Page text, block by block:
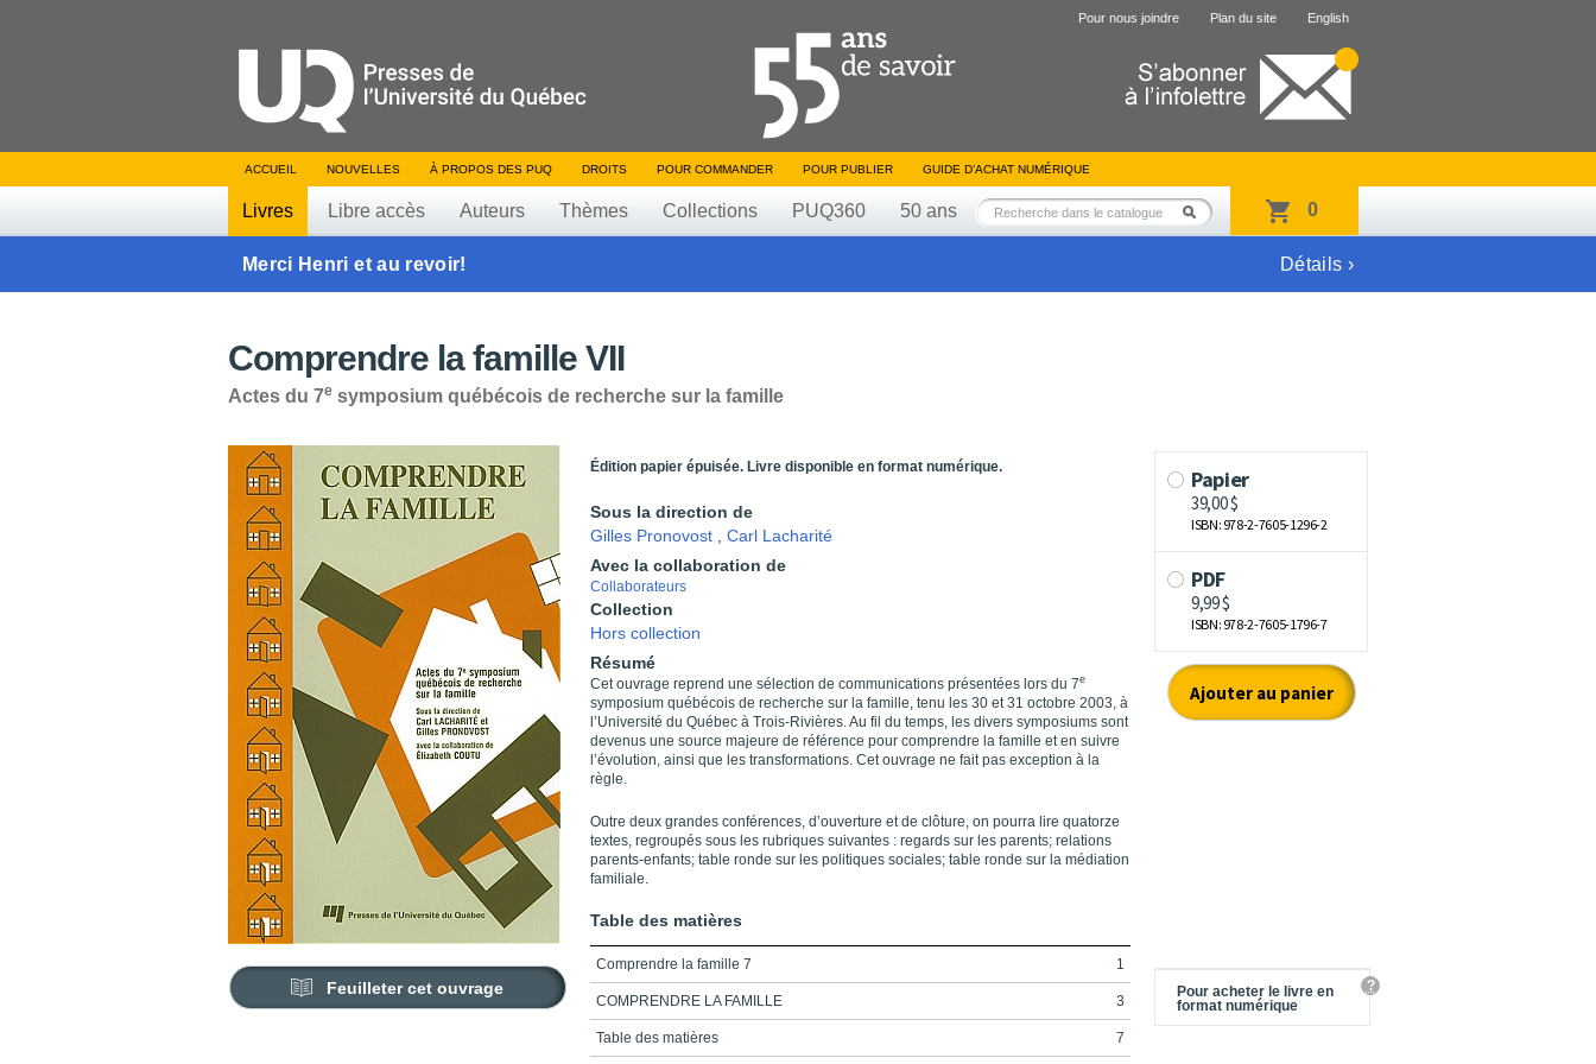
Pour nous joindre Plan du site English
ACCUEIL NOUVELLES À PROPOS DES PUQ DROITS POUR COMMANDER POUR PUBLIER GUIDE D’ACHAT NUMÉRIQUE
Livres Libre accès Auteurs Thèmes Collections PUQ360 50 ans 0
Merci Henri et au revoir! Détails ›
Comprendre la famille VII
Actes du 7e symposium québécois de recherche sur la famille
Feuilleter cet ouvrage
Édition papier épuisée. Livre disponible en format numérique.
Sous la direction de
Gilles Pronovost
Carl Lacharité
Avec la collaboration de
Collaborateurs
Collection
Hors collection
Résumé
Cet ouvrage reprend une sélection de communications présentées lors du 7e
symposium québécois de recherche sur la famille, tenu les 30 et 31 octobre 2003, à
l’Université du Québec à Trois-Rivières. Au fil du temps, les divers symposiums sont
devenus une source majeure de référence pour comprendre la famille et en suivre
l’évolution, ainsi que les transformations. Cet ouvrage ne fait pas exception à la
règle.
Outre deux grandes conférences, d’ouverture et de clôture, on pourra lire quatorze
textes, regroupés sous les rubriques suivantes : regards sur les parents; relations
parents-enfants; table ronde sur les politiques sociales; table ronde sur la médiation
familiale.
Table des matières
Comprendre la famille 7 1
COMPRENDRE LA FAMILLE 3
Table des matières 7
Pour acheter le livre en
format numérique
?